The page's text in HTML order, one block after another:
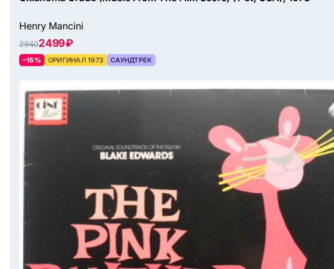
Henry Mancini
29402499 ₽
–15% ОРИГИНАЛ 1973 САУНДТРЕК